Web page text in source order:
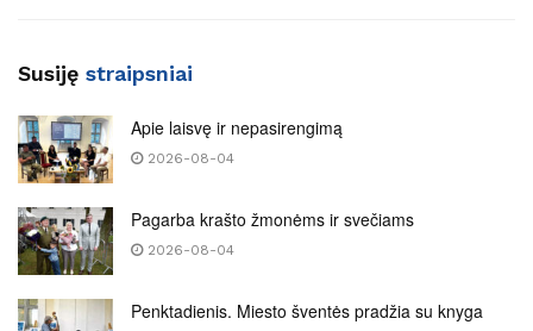
Susiję straipsniai
Apie laisvę ir nepasirengimą
2026-08-04
Pagarba krašto žmonėms ir svečiams
2026-08-04
Penktadienis. Miesto šventės pradžia su knyga